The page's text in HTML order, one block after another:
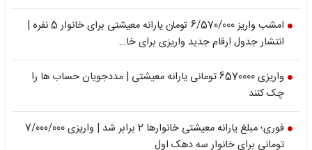
امشب واریز 6/570/000 تومان یارانه معیشتی برای خانوار 5 نفره |
انتشار جدول ارقام جدید واریزی برای خا…
واریزی 6570000 تومانی یارانه معیشتی | مددجویان حساب ها را
چک کنند
فوری؛ مبلغ یارانه معیشتی خانوارها 2 برابر شد | واریزی 7/000/000
تومانی برای خانوار سه دهک اول